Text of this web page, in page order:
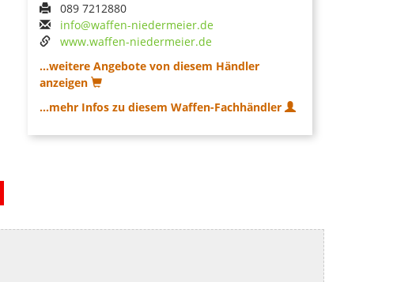
089 7212880
info@waffen-niedermeier.de
www.waffen-niedermeier.de
...weitere Angebote von diesem Händler
anzeigen
...mehr Infos zu diesem Waffen-Fachhändler